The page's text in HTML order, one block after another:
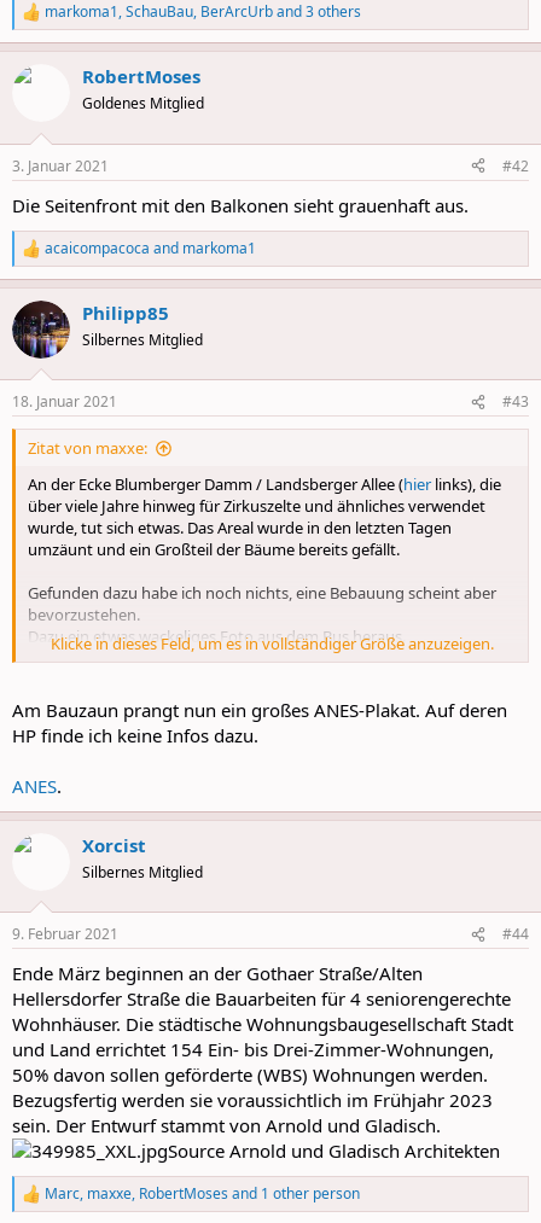
R
e
a
c
s
markoma1,SchauBau, BerArcUrband 3 others
RobertMoses
Goldenes Mitglied
3. Januar 2021 #42
Die Seitenfront mit den Balkonen sieht grauenhaft aus.
R
e
a
c
t
i
s
:
acaicompacoca and markoma1
Philipp85
Silbernes Mitglied
18. Januar 2021 #43
Zitat von maxxe:
An der Ecke Blumberger Damm / Landsberger Allee (hier links), die
über viele Jahre hinweg für Zirkuszelte und ähnliches verwendet
wurde, tut sich etwas. Das Areal wurde in den letzten Tagen
umzäunt und ein Großteil der Bäume bereits gefällt.
Gefunden dazu habe ich noch nichts, eine Bebauung scheint aber
bevorzustehen.
Dazu ein etwas wackeliges Foto aus dem Bus heraus.
Anfang Dezember die letzte Familie ausgezogen ... die Container
werden wieder abgebaut.
Klicke in dieses Feld, um es in vollständiger Größe anzuzeigen.
Am Bauzaun prangt nun ein großes ANES-Plakat. Auf deren
HP finde ich keine Infos dazu.
ANES.
Xorcist
Silbernes Mitglied
9. Februar 2021 #44
Ende März beginnen an der Gothaer Straße/Alten
Hellersdorfer Straße die Bauarbeiten für 4 seniorengerechte
Wohnhäuser. Die städtische Wohnungsbaugesellschaft Stadt
und Land errichtet 154 Ein- bis Drei-Zimmer-Wohnungen,
50% davon sollen geförderte (WBS) Wohnungen werden.
Bezugsfertig werden sie voraussichtlich im Frühjahr 2023
sein. Der Entwurf stammt von Arnold und Gladisch.
Source Arnold und Gladisch Architekten
R
Marc, maxxe, RobertMoses and 1 other person